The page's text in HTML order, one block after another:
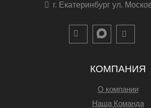
г. Екатеринбург ул.
КОМПАНИЯ
О компании
Наша Команда